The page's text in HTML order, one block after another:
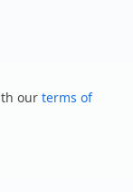
our terms of